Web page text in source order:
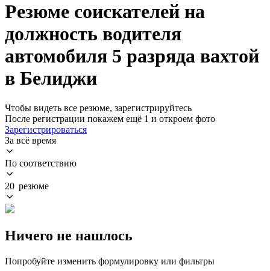
Резюме соискателей на
должность водителя
автомобиля 5 разряда вахтой
в Белиджи
Чтобы видеть все резюме, зарегистрируйтесь
После регистрации покажем ещё 1 и откроем фото
Зарегистрироваться
За всё время
По соответствию
20 резюме
Ничего не нашлось
Попробуйте изменить формулировку или фильтры